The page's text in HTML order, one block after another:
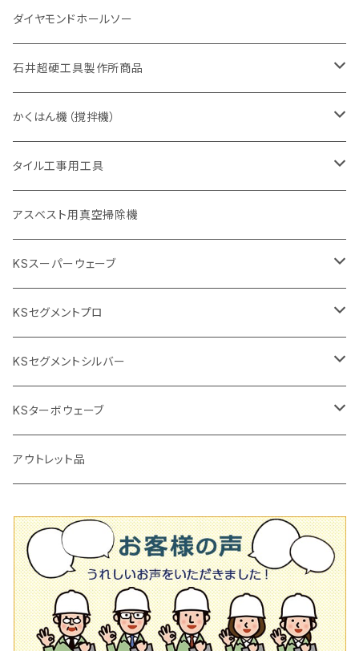
埋設鋳鉄管工事対応タイプ
セグメント
セグメント（特殊凸凹加工チップ
アスファルト切断用
一般道路カッター用
一般道路カッター用
セグメントタイプ
埋設鋳鉄管工事対応タイプ
ヒューム管・U字溝切断用
セグメントタイプ
セグメント（特殊凸凹加工チップ
アスファルト切断用
一般道路カッター用
埋設鋳鉄管工事対応タイプ
セグメントタイプ
アスファルト切断用
一般道路カッター用
305mm（12インチ）
305mm（12インチ）
355mm（14インチ）
U型チップ
125mm（5インチ）
金属用
305mm（12インチ）
355mm（14インチ）
非金属用
305mm（12インチ）
355mm（14インチ）
ダイヤモンドホールソー
石井超硬工具製作所商品
押し切り（タイル切断機）
本体
電動切断機
本体
ダイヤモンドホイール
ブリック＆ブロック用切断機
穴あけ用工具
タイルニッパー
プロ用鏝（こて）
吸着盤
その他
タイル針
かくはん機（撹拌機）
本体
低速回転
高速回転
付属品
撹拌羽根
撹拌軸
タイル工事用工具
手動工具
押し切り（手動切断機
押し切り替え刃（手動切断機替え刃
タイル針
その他
電動工具
電動切断機
タイルパッチ（ビブラート
アスベスト用真空掃除機
KSスーパーウェーブ
105mm（4インチ）
125ｍｍ（5インチ）
KSセグメントプロ
105mm（4インチ）
通常品
ビス穴付き
125mm（5インチ）
通常品
オフセットタイプ（ハットタイプ
150ｍｍ（6インチ）
205ｍｍ（8インチ）
230mm（9インチ）
KSセグメントシルバー
105mm（4インチ）
125mm（5インチ）
180mm（7インチ）
205mm（8インチ）
KSターボウェーブ
105mm（4インチ）
150ｍｍ（6インチ）
180ｍｍ（7インチ）
アウトレット品